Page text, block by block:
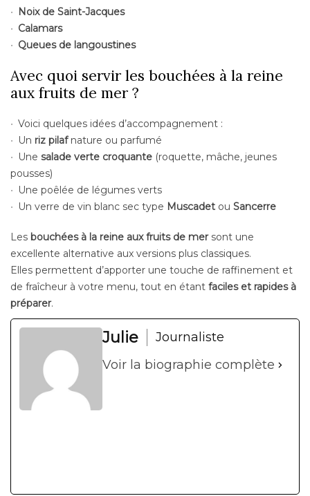
Noix deSaint-Jacques
Calamars
Queues de langoustines
Avec quoi servir les bouchées à la reine
aux fruits de mer ?
Voici quelques idées d’accompagnement :
Un riz pilafnature ou parfumé
Unesalade verte croquante (roquette, mâche, jeunes
pousses)
Une poêlée de légumes verts
Un verre de vin blanc sec type Muscadet ouSancerre
Les bouchées à la reine aux fruits de mersont une
excellente alternative aux versions plus classiques.
Elles permettent d’apporter une touche de raffinement et
de fraîcheur à votre menu, tout en étant faciles et rapides à
préparer.
Julie
Journaliste
Voir la biographie complète